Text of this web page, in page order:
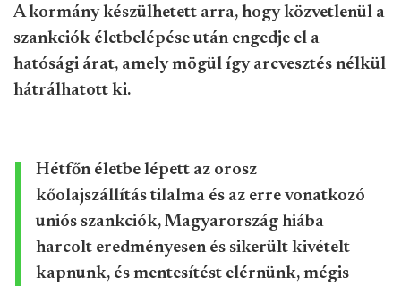
A kormány készülhetett arra, hogy közvetlenül a
szankciók életbelépése után engedje el a
hatósági árat, amely mögül így arcvesztés nélkül
hátrálhatott ki.
Hétfőn életbe lépett az orosz
kőolajszállítás tilalma és az erre vonatkozó
uniós szankciók, Magyarország hiába
harcolt eredményesen és sikerült kivételt
kapnunk, és mentesítést elérnünk, mégis